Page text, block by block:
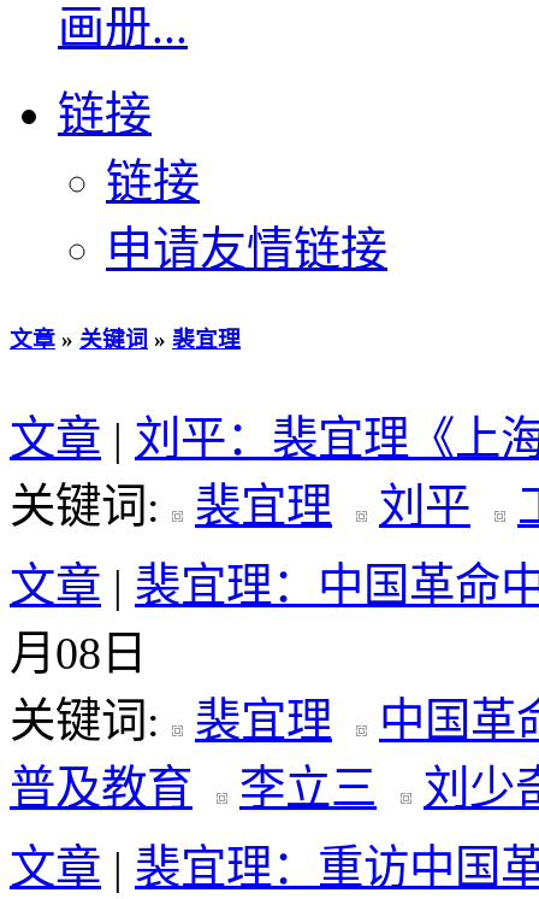
画册...
链接
链接
申请友情链接
文章 » 关键词 » 裴宜理
文章 | 刘平：裴宜理《上
关键词:
裴宜理 刘平
文章 | 裴宜理：中国革命
月08日
关键词:
裴宜理
中国革
普及教育
李立三
刘少
文章 | 裴宜理：重访中国